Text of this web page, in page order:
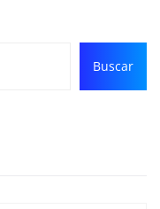
Buscar